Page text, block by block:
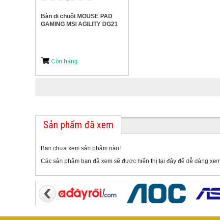
Bàn di chuột MOUSE PAD
GAMING MSI AGILITY DG21
Sản phẩm đã xem
Bạn chưa xem sản phẩm nào!
Các sản phẩm bạn đã xem sẽ được hiển thị tại đây để dễ dàng